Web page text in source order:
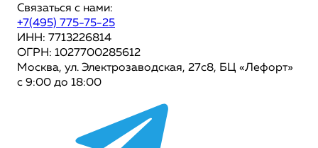
Связаться с нами:
+7(495) 775-75-25
ИНН: 7713226814
ОГРН: 1027700285612
Москва, ул. Электрозаводская, 27с8, БЦ «Лефорт»
с 9:00 до 18:00